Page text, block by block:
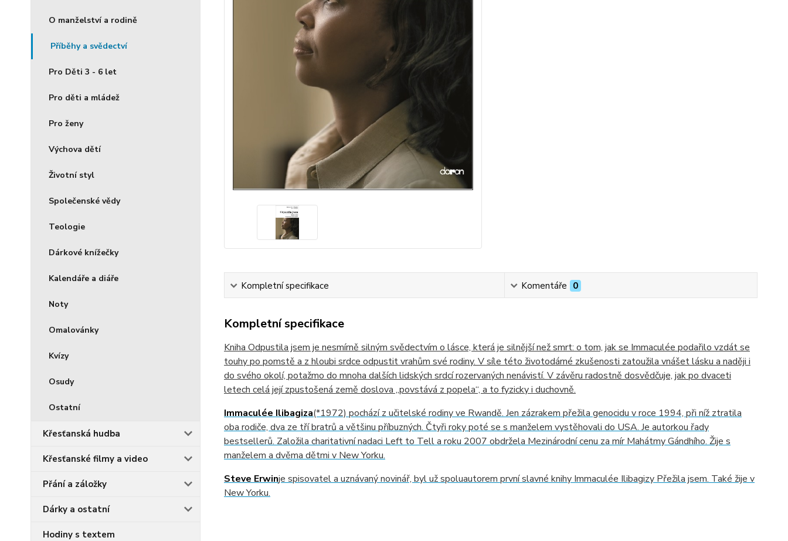
O manželství a rodině
Příběhy a svědectví
Pro Děti 3 - 6 let
Pro děti a mládež
Pro ženy
Výchova dětí
Životní styl
Společenské vědy
Teologie
Dárkové knížečky
Kalendáře a diáře
Noty
Omalovánky
Kvízy
Osudy
Ostatní
Křesťanská hudba
Křesťanské filmy a video
Přání a záložky
Dárky a ostatní
Hodiny s textem
Kompletní specifikace Komentáře 0
Kompletní specifikace
Kniha Odpustila jsem je nesmírně silným svědectvím o lásce, která je silnější než smrt: o tom, jak se Immaculée podařilo vzdát se
touhy po pomstě a z hloubi srdce odpustit vrahům své rodiny. V síle této životodárné zkušenosti zatoužila vnášet lásku a naději i
do svého okolí, potažmo do mnoha dalších lidských srdcí rozervaných nenávistí. V závěru radostně dosvědčuje, jak po dvaceti
letech celá její zpustošená země doslova „povstává z popela“, a to fyzicky i duchovně.
Immaculée Ilibagiza(*1972) pochází z učitelské rodiny ve Rwandě. Jen zázrakem přežila genocidu v roce 1994, při níž ztratila
oba rodiče, dva ze tří bratrů a většinu příbuzných. Čtyři roky poté se s manželem vystěhovali do USA. Je autorkou řady
bestsellerů. Založila charitativní nadaci Left to Tell a roku 2007 obdržela Mezinárodní cenu za mír Mahátmy Gándhího. Žije s
manželem a dvěma dětmi v New Yorku.
Steve Erwinje spisovatel a uznávaný novinář, byl už spoluautorem první slavné knihy Immaculée Ilibagizy Přežila jsem. Také žije v
New Yorku.